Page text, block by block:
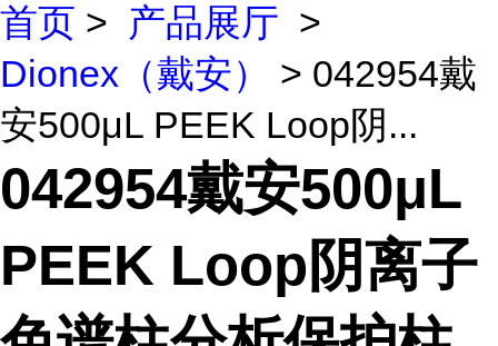
首页 > 产品展厅 >
Dionex（戴安）
> 042954戴
安500μL PEEK Loop阴...
042954戴安500μL
PEEK Loop阴离子